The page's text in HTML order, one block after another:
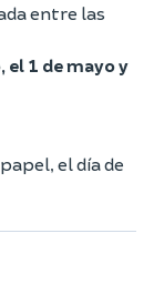
entre las
el 1 de mayo y
el día de